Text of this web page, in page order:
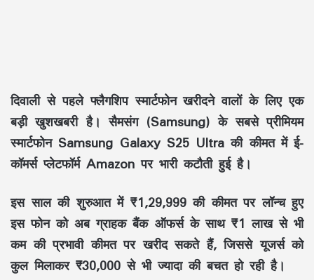
दिवाली से पहले फ्लैगशिप स्मार्टफोन खरीदने वालों के लिए एक
बड़ी खुशखबरी है। सैमसंग (Samsung) के सबसे प्रीमियम
स्मार्टफोन Samsung Galaxy S25 Ultra की कीमत में ई-
कॉमर्स प्लेटफॉर्म Amazon पर भारी कटौती हुई है।
इस साल की शुरुआत में ₹1,29,999 की कीमत पर लॉन्च हुए
इस फोन को अब ग्राहक बैंक ऑफर्स के साथ ₹1 लाख से भी
कम की प्रभावी कीमत पर खरीद सकते हैं, जिससे यूजर्स को
कुल मिलाकर ₹30,000 से भी ज्यादा की बचत हो रही है।